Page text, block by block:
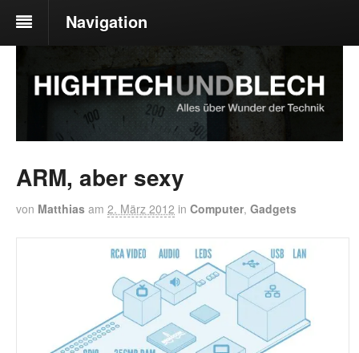
Navigation
ARM, aber sexy
von Matthias am 2. März 2012 in Computer, Gadgets